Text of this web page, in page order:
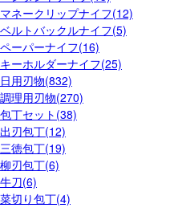
マネークリップナイフ(12)
ベルトバックルナイフ(5)
ペーパーナイフ(16)
キーホルダーナイフ(25)
日用刃物(832)
調理用刃物(270)
包丁セット(38)
出刃包丁(12)
三徳包丁(19)
柳刃包丁(6)
牛刀(6)
菜切り包丁(4)